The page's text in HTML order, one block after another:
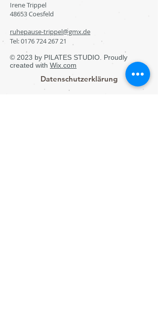
Irene Trippel
48653 Coesfeld
ruhepause-trippel@gmx.de
Tel:0176 724 267 21
© 2023 by PILATES STUDIO. Proudly
created with Wix.com
Datenschutzerklärung